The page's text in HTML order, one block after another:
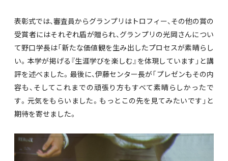
表彰式では、審査員からグランプリはトロフィー、その他の賞の
受賞者にはそれぞれ盾が贈られ、グランプリの光岡さんについ
て野口学長は「新たな価値観を生み出したプロセスが素晴らし
い。本学が掲げる『生涯学びを楽しむ』を体現しています」と講
評を述べました。最後に、伊藤センター長が「プレゼンもその内
容も、そしてこれまでの頑張り方もすべて素晴らしかったで
す。元気をもらいました。もっとこの先を見てみたいです」と
期待を寄せました。